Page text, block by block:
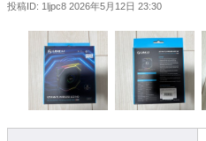
投稿ID: 1ljpc8 2026年5月12日 23:30